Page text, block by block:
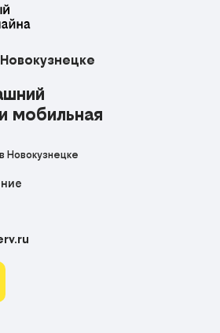
Новокузнецке
мобильная
Новокузнецке